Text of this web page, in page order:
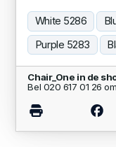
White 5286
Purple 5283
Chair_One in de
Bel 020 617 01 26